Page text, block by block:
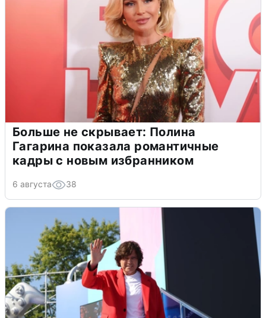
Больше не скрывает: Полина
Гагарина показала романтичные
кадры с новым избранником
6 августа 38